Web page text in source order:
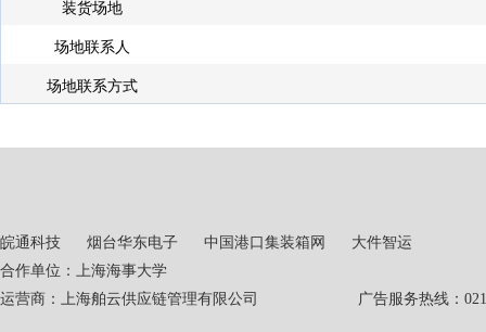
装货场地
场地联系人
场地联系方式
皖通科技 烟台华东电子 中国港口集装箱网
大件智运
合作单位：上海海事大学
运营商：上海舶云供应链管理有限公司 广告服务热线：021-